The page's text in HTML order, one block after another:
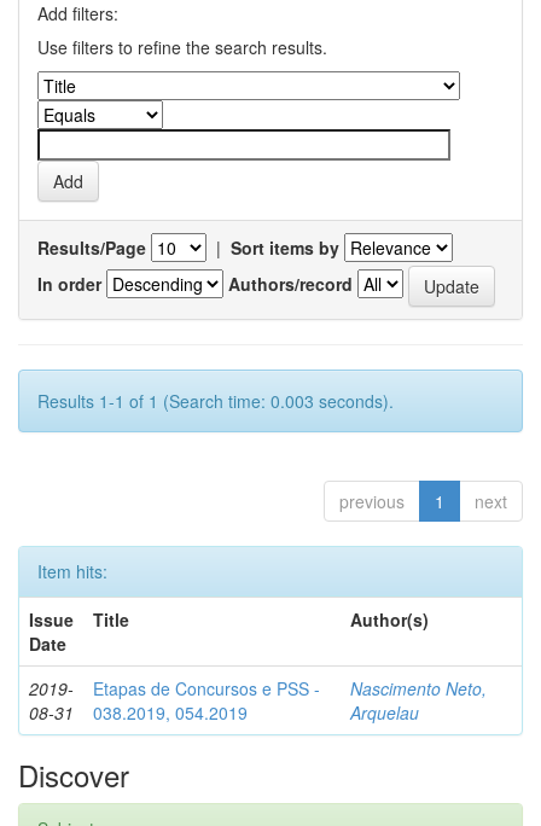
Add filters:
Use filters to refine the search results.
Results/Page | Sort items by
In order
Authors/record
Results 1-1 of 1 (Search time: 0.003 seconds).
previous 1 next
Item hits:
Issue
Date
Title Author(s)
2019-
08-31
Etapas de Concursos e PSS -
038.2019, 054.2019
Nascimento Neto,
Arquelau
Discover